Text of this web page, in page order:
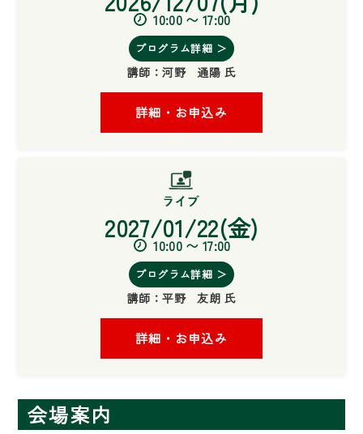
10:00 〜 17:00
プログラム詳細 ＞
講師：河野 通陽 氏
詳細・お申込み
2027/01/22(金)
10:00 〜 17:00
プログラム詳細 ＞
講師：平野 友朗 氏
詳細・お申込み
会場案内